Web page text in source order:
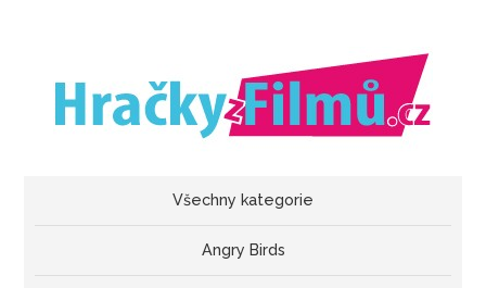
Všechny kategorie
Angry Birds